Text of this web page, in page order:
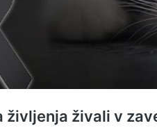
življenja živali v